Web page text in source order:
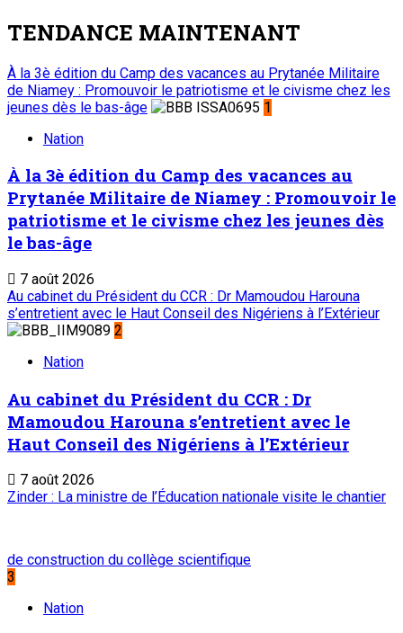
TENDANCE MAINTENANT
À la 3è édition du Camp des vacances au Prytanée Militaire
de Niamey : Promouvoir le patriotisme et le civisme chez les
jeunes dès le bas-âge
1
Nation
À la 3è édition du Camp des vacances au
Prytanée Militaire de Niamey : Promouvoir le
patriotisme et le civisme chez les jeunes dès
le bas-âge
7 août 2026
Au cabinet du Président du CCR : Dr Mamoudou Harouna
s’entretient avec le Haut Conseil des Nigériens à l’Extérieur
2
Nation
Au cabinet du Président du CCR : Dr
Mamoudou Harouna s’entretient avec le
Haut Conseil des Nigériens à l’Extérieur
7 août 2026
Zinder : La ministre de l’Éducation nationale visite le chantier
de construction du collège scientifique
3
Nation